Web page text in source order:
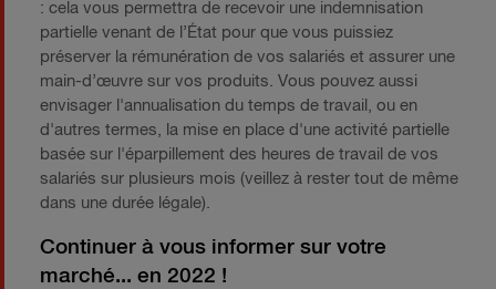
: cela vous permettra de recevoir une indemnisation
partielle venant de l’État pour que vous puissiez
préserver la rémunération de vos salariés et assurer une
main-d’œuvre sur vos produits. Vous pouvez aussi
envisager l'annualisation du temps de travail, ou en
d'autres termes, la mise en place d'une activité partielle
basée sur l'éparpillement des heures de travail de vos
salariés sur plusieurs mois (veillez à rester tout de même
dans une durée légale).
Continuer à vous informer sur votre
marché... en 2022 !